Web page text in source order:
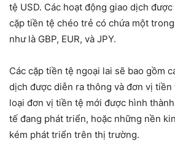
tệ USD. Các hoạt động giao dịch
cặp tiền tệ chéo trẻ có chứa một
như là GBP, EUR, và JPY.
Các cặp tiền tệ ngoại lai sẽ bao gồm
dịch được diễn ra thông và đơn vị
loại đơn vị tiền tệ mới được hình
tế đang phát triển, hoặc những nền
kém phát triển trên thị trường.